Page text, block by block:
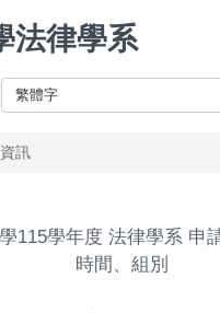
法律學系
訊
115學年度 法律學系 申
時間、組別